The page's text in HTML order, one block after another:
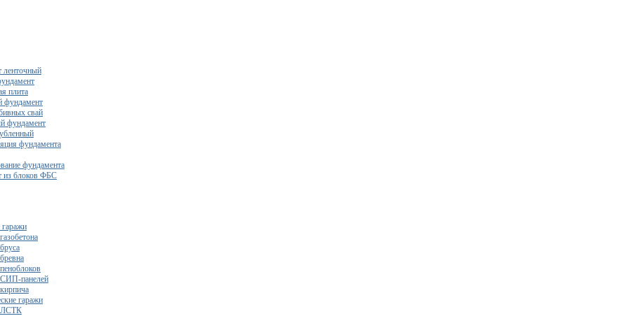
ленточный
плита
фундамент
свай
фундамент
фундамента
фундамента
из блоков ФБС
панелей
гаражи
ЛСТК